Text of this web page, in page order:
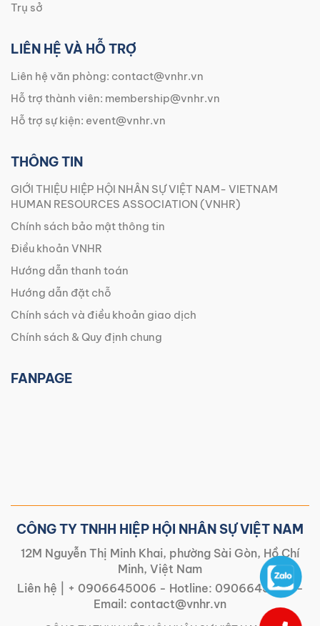
Trụ sở
LIÊN HỆ VÀ HỖ TRỢ
Liên hệ văn phòng: contact@vnhr.vn
Hỗ trợ thành viên: membership@vnhr.vn
Hỗ trợ sự kiện: event@vnhr.vn
THÔNG TIN
GIỚI THIỆU HIỆP HỘI NHÂN SỰ VIỆT NAM- VIETNAM
HUMAN RESOURCES ASSOCIATION (VNHR)
Chính sách bảo mật thông tin
Điều khoản VNHR
Hướng dẫn thanh toán
Hướng dẫn đặt chỗ
Chính sách và điều khoản giao dịch
Chính sách & Quy định chung
FANPAGE
CÔNG TY TNHH HIỆP HỘI NHÂN SỰ VIỆT NAM
12M Nguyễn Thị Minh Khai, phường Sài Gòn, Hồ Chí
Minh, Việt Nam
Liên hệ |
+ 0906645006 - Hotline: 0906645006-
Email: contact@vnhr.vn